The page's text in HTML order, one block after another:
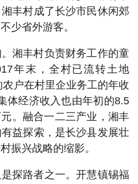
丰村成了长沙市民休闲郊
少省外游客。
湘丰村负责财务工作的童
年末，全村已流转土地
户在村里企业务工的年收
体经济收入也由年初的8.5
。融合一二三产业，湘丰
益探索，是长沙县发展壮
振兴战略的缩影。
探路者之一。开慧镇锡福